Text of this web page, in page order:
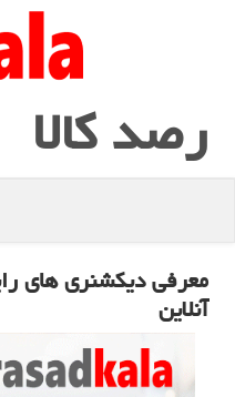
رصد كالا
معرفی دیكشنری های
آنلاین